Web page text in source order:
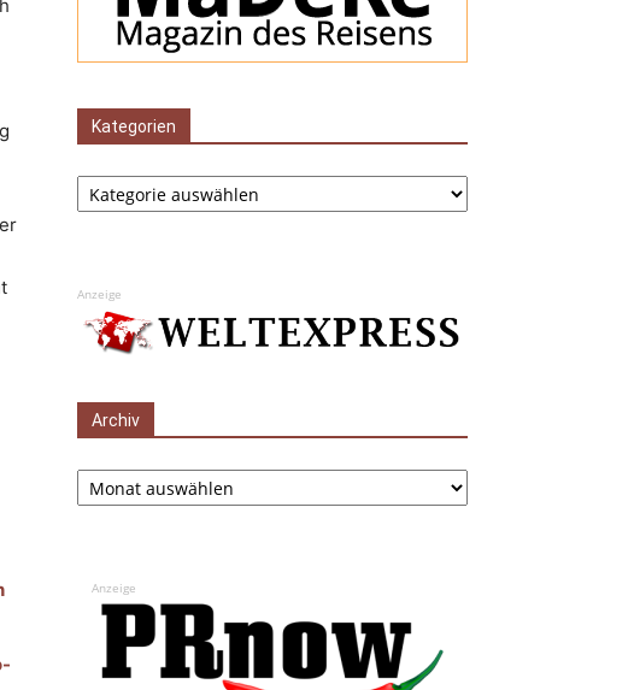
Kategorien
Kategorien
Anzeige
Archiv
Archiv
Anzeige